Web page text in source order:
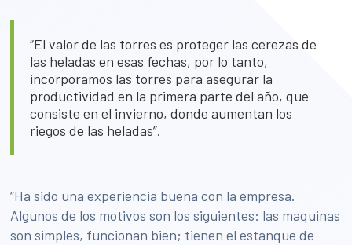
“El valor de las torres es proteger las cerezas de
las heladas en esas fechas, por lo tanto,
incorporamos las torres para asegurar la
productividad en la primera parte del año, que
consiste en el invierno, donde aumentan los
riegos de las heladas”.
“Ha sido una experiencia buena con la empresa.
Algunos de los motivos son los siguientes: las maquinas
son simples, funcionan bien; tienen el estanque de